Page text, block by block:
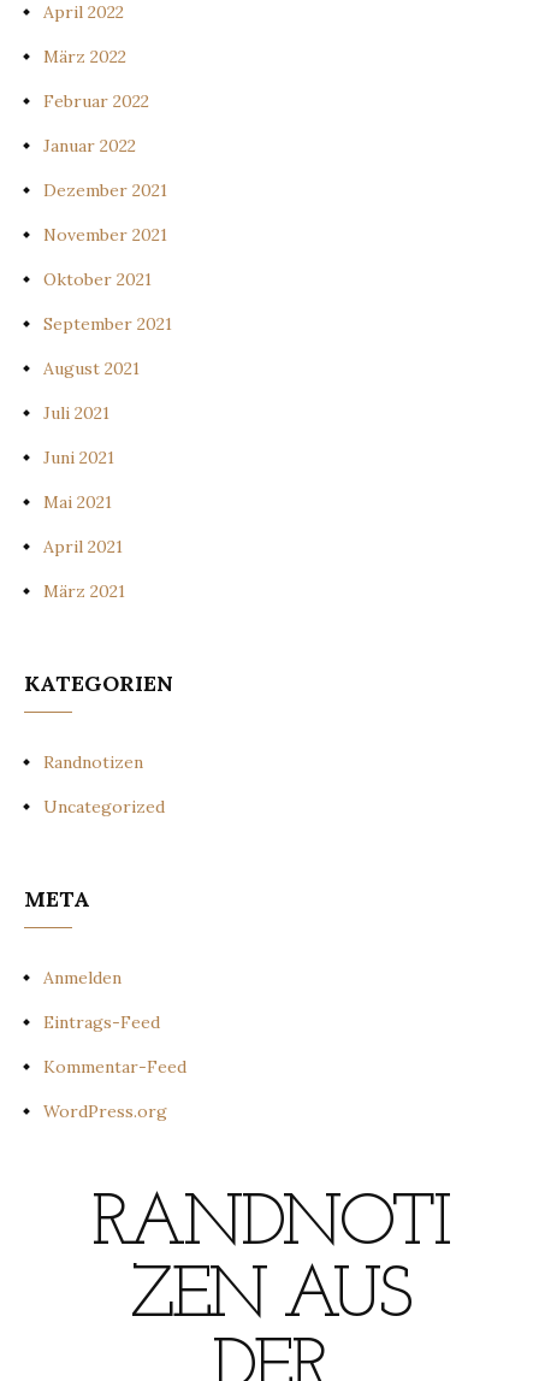
April 2022
März 2022
Februar 2022
Januar 2022
Dezember 2021
November 2021
Oktober 2021
September 2021
August 2021
Juli 2021
Juni 2021
Mai 2021
April 2021
März 2021
KATEGORIEN
Randnotizen
Uncategorized
META
Anmelden
Eintrags-Feed
Kommentar-Feed
WordPress.org
RANDNOTI
ZEN AUS